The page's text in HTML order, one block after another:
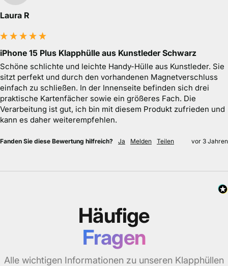
Laura R
iPhone 15 Plus Klapphülle aus Kunstleder Schwarz
Schöne schlichte und leichte Handy-Hülle aus Kunstleder. Sie
sitzt perfekt und durch den vorhandenen Magnetverschluss
einfach zu schließen. In der Innenseite befinden sich drei
praktische Kartenfächer sowie ein größeres Fach. Die
Verarbeitung ist gut, ich bin mit diesem Produkt zufrieden und
kann es daher weiterempfehlen.
Fanden Sie diese Bewertung hilfreich? Ja Melden Teilen vor 3 Jahren
Häufige
Fragen
Alle wichtigen Informationen zu unseren Klapphüllen